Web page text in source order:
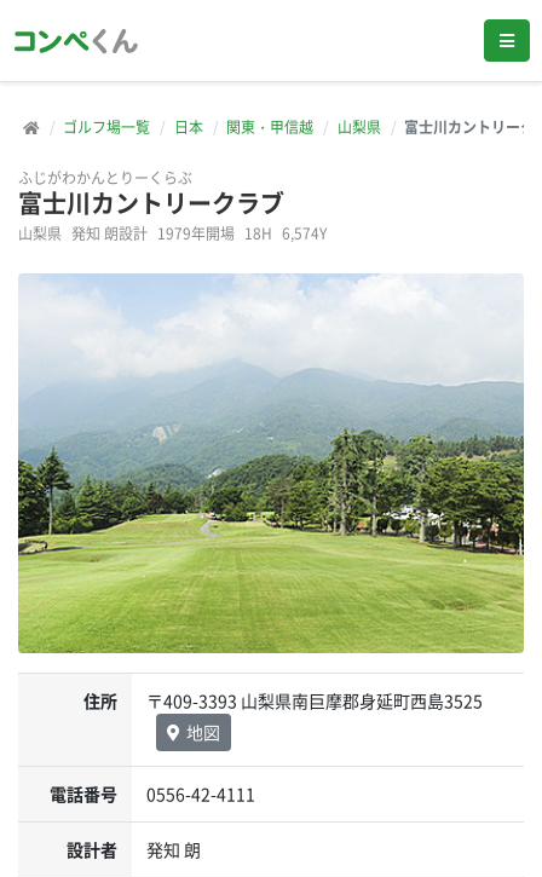
ゴルフ場一覧 日本 関東・甲信越 山梨県 富士川カントリーク
ふじがわかんとりーくらぶ
富士川カントリークラブ
山梨県 発知 朗設計 1979年開場 18H 6,574Y
住所
〒409-3393 山梨県南巨摩郡身延町西島3525
地図
電話番号 0556-42-4111
設計者 発知 朗